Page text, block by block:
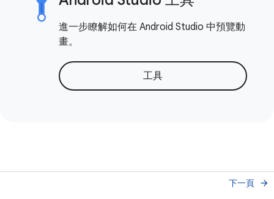
進一步瞭解如何在 Android Studio 中預覽動
畫。
工具
下一頁 arrow_forward